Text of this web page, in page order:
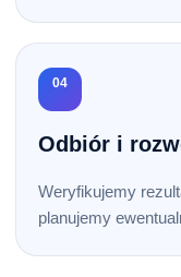
04
Odbiór i
Weryfikujemy
planujemy